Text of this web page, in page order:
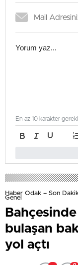
En az 10 karakter
Haber Odak – Son
Genel
bulaşan
yol açtı